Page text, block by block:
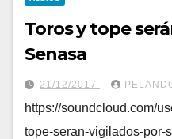
Toros y tope
Senasa
21/12/2017
https://soundcloud.com/
tope-seran-vigilados-por-